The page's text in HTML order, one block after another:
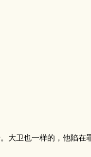
卫也一样的，他陷在